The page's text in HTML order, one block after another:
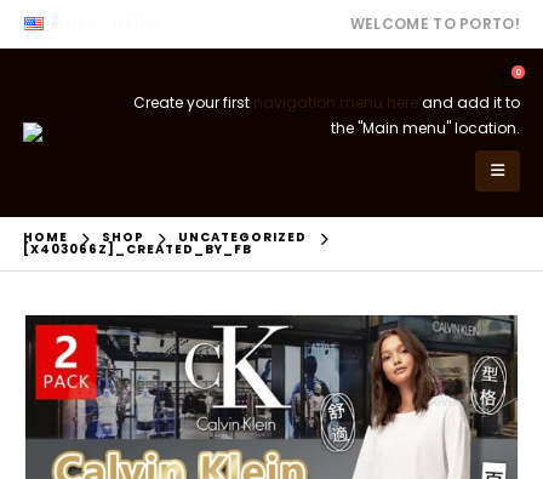
WELCOME TO PORTO!
0
Create your first navigation menu hereand add it to
the "Main menu" location.
HOME SHOP UNCATEGORIZED
[X403066Z]_CREATED_BY_FB